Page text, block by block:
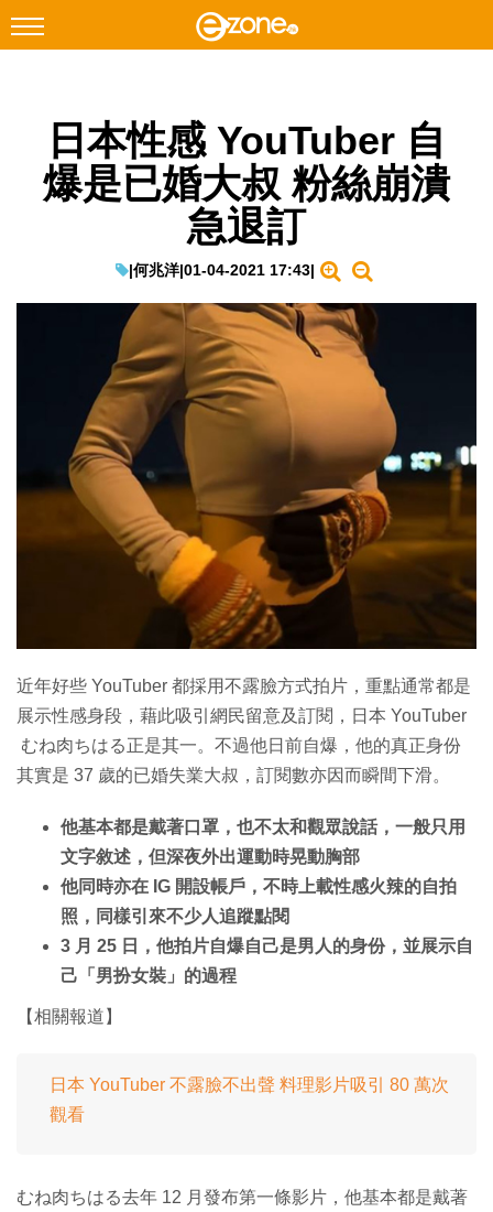
Facebook Instagram
科技焦點
教學評測
生成式AI與雲端應用
Enterprise Digital Transformation
日本性感 YouTuber 自
爆是已婚大叔 粉絲崩潰
急退訂
|何兆洋|01-04-2021 17:43|
近年好些 YouTuber 都採用不露臉方式拍片，重點通常都是
展示性感身段，藉此吸引網民留意及訂閱，日本 YouTuber
むね肉ちはる正是其一。不過他日前自爆，他的真正身份
其實是 37 歲的已婚失業大叔，訂閱數亦因而瞬間下滑。
他基本都是戴著口罩，也不太和觀眾說話，一般只用
文字敘述，但深夜外出運動時晃動胸部
他同時亦在 IG 開設帳戶，不時上載性感火辣的自拍
照，同樣引來不少人追蹤點閱
3 月 25 日，他拍片自爆自己是男人的身份，並展示自
己「男扮女裝」的過程
【相關報道】
日本 YouTuber 不露臉不出聲 料理影片吸引 80 萬次
觀看
むね肉ちはる去年 12 月發布第一條影片，他基本都是戴著